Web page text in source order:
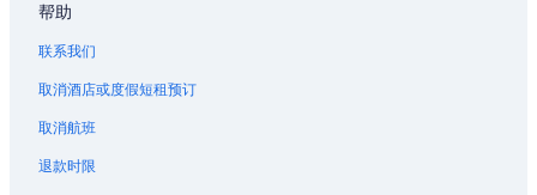
帮助
联系我们
取消酒店或度假短租预订
取消航班
退款时限